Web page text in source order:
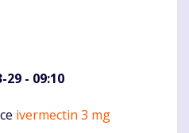
29 - 09:10
ivermectin 3 mg